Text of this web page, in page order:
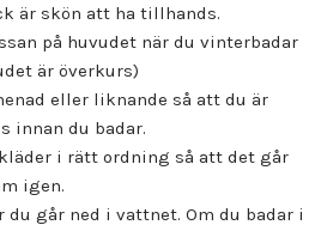
är skön att ha tillhands.
på huvudet när du vinterbadar
är överkurs)
eller liknande så att du är
innan du badar.
i rätt ordning så att det går
igen.
du går ned i vattnet. Om du badar i